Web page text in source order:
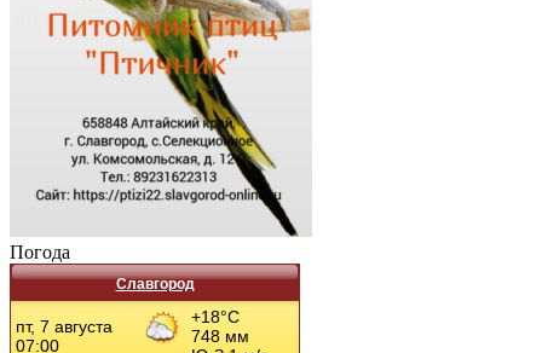
Погода
Славгород